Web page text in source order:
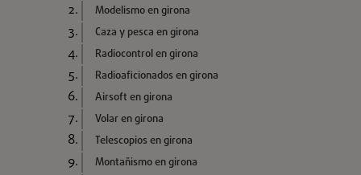
Modelismo en girona
Caza y pesca en girona
Radiocontrol en girona
Radioaficionados en girona
Airsoft en girona
Volar en girona
Telescopios en girona
Montañismo en girona